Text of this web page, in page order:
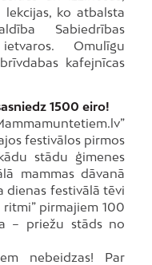
lekcijas, ko atbalsta
Sabiedrības
Omulīgu
kafejnīcas
1500 eiro!
festivālos pirmos
stādu ģimenes
mammas dāvanā
dienas festivālā tēvi
pirmajiem 100
– priežu stāds no
nebeidzas! Par